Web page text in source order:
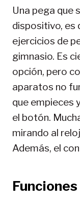
Una pega que
dispositivo, es
ejercicios de
gimnasio. Es
opción, pero
aparatos no
que empieces
el botón.
mirando al
Además, el